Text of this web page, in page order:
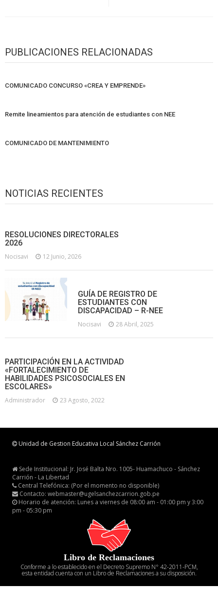
PUBLICACIONES RELACIONADAS
COMUNICADO CONCURSO «CREA Y EMPRENDE»
Remite lineamientos para atención de estudiantes con NEE
COMUNICADO DE MANTENIMIENTO
NOTICIAS RECIENTES
RESOLUCIONES DIRECTORALES
2026
Nocisavi 12 Junio, 2026
GUÍA DE REGISTRO DE
ESTUDIANTES CON
DISCAPACIDAD – R-NEE
Nocisavi 28 Abril, 2025
PARTICIPACIÓN EN LA ACTIVIDAD
«FORTALECIMIENTO DE
HABILIDADES PSICOSOCIALES EN
ESCOLARES»
Administrador 23 Agosto, 2022
Unidad de Gestion Educativa Local Sánchez Carrión
Sede Institucional: Jr. José Balta Nro. 1005- Huamachuco - Sánchez
Carrión - La Libertad
Central Telefónica: (Por el momento no disponible)
Contacto: webmaster@ugelsanchezcarrion.gob.pe
Horario de atención: Lunes a viernes de 08:00 am - 01:00 pm y 3:00
pm - 05:30 pm
Libro de Reclamaciones
Conforme a lo establecido en el Decreto Supremo N° 42-2011-PCM,
esta entidad cuenta con un Libro de Reclamaciones a su disposición.